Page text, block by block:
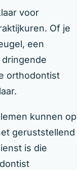
voor
Of je
een
orthodontist
kunnen op
geruststellend
is die